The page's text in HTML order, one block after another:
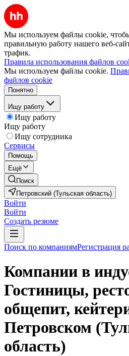
Мы используем файлы cookie,
правильную работу нашего веб-
трафик.
Правила использования файлов
Мы используем файлы cookie.
файлов cookie
Понятно
Ищу работу
Ищу работу
Ищу работу
Ищу сотрудника
Сервисы
Помощь
Ещё
Поиск
Петровский (Тульская область)
Войти
Войти
Создать резюме
Поиск по компаниямРегистрация
Компании в
Гостиницы,
общепит,
Петровском
область)